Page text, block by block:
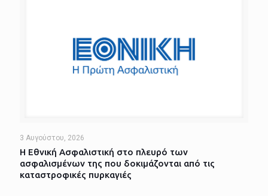
3 Αυγούστου, 2026
Η Εθνική Ασφαλιστική στο πλευρό των
ασφαλισμένων της που δοκιμάζονται από τις
καταστροφικές πυρκαγιές